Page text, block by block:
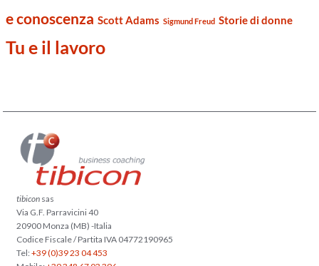
e conoscenza Scott Adams Sigmund Freud Storie di donne
Tu e il lavoro
tibicon sas
Via G.F. Parravicini 40
20900 Monza (MB) -Italia
Codice Fiscale / Partita IVA 04772190965
Tel:+39 (0)39 23 04 453